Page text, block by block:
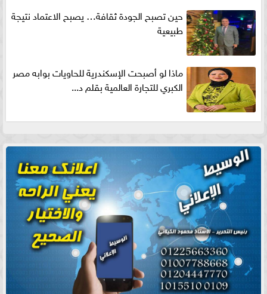
حين تصبح الجودة ثقافة… يصبح الاعتماد نتيجة
طبيعية
ماذا لو أصبحت الإسكندرية للحاويات بوابه مصر
الكبري للتجارة العالمية بقلم د...